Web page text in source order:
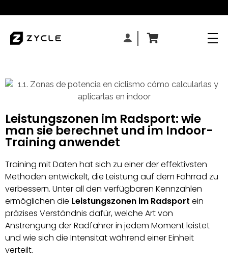
Leistungszonen im Radsport: wie
man sie berechnet und im Indoor-
Training anwendet
Training mit Daten hat sich zu einer der effektivsten
Methoden entwickelt, die Leistung auf dem Fahrrad zu
verbessern. Unter all den verfügbaren Kennzahlen
ermöglichen die Leistungszonen im Radsport ein
präzises Verständnis dafür, welche Art von
Anstrengung der Radfahrer in jedem Moment leistet
und wie sich die Intensität während einer Einheit
verteilt.